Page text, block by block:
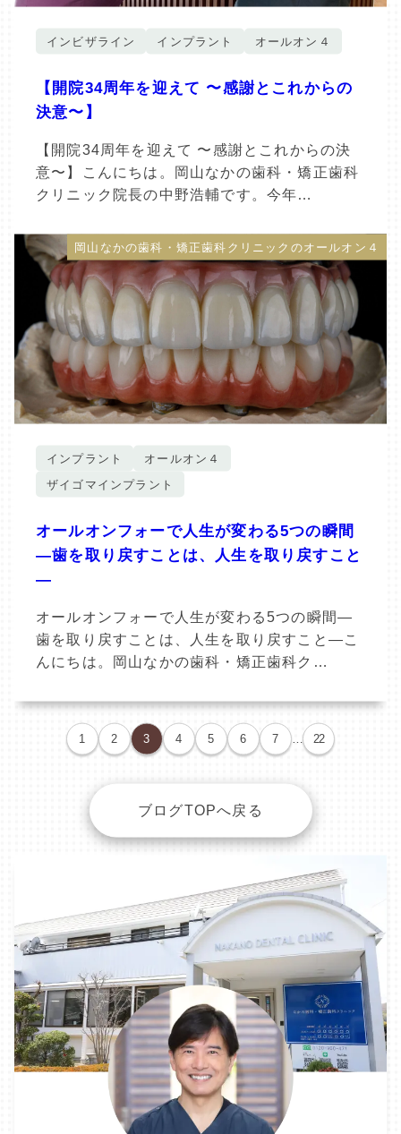
インビザライン インプラント オールオン４
【開院34周年を迎えて 〜感謝とこれからの
決意〜】
【開院34周年を迎えて 〜感謝とこれからの決
意〜】こんにちは。岡山なかの歯科・矯正歯科
クリニック院長の中野浩輔です。今年…
岡山なかの歯科・矯正歯科クリニックのオールオン４
インプラント
オールオン４
ザイゴマインプラント
オールオンフォーで人生が変わる5つの瞬間
―歯を取り戻すことは、人生を取り戻すこと
―
オールオンフォーで人生が変わる5つの瞬間―
歯を取り戻すことは、人生を取り戻すこと―こ
んにちは。岡山なかの歯科・矯正歯科ク…
1 2 3 4 5 6 7 … 22
ブログTOPへ戻る